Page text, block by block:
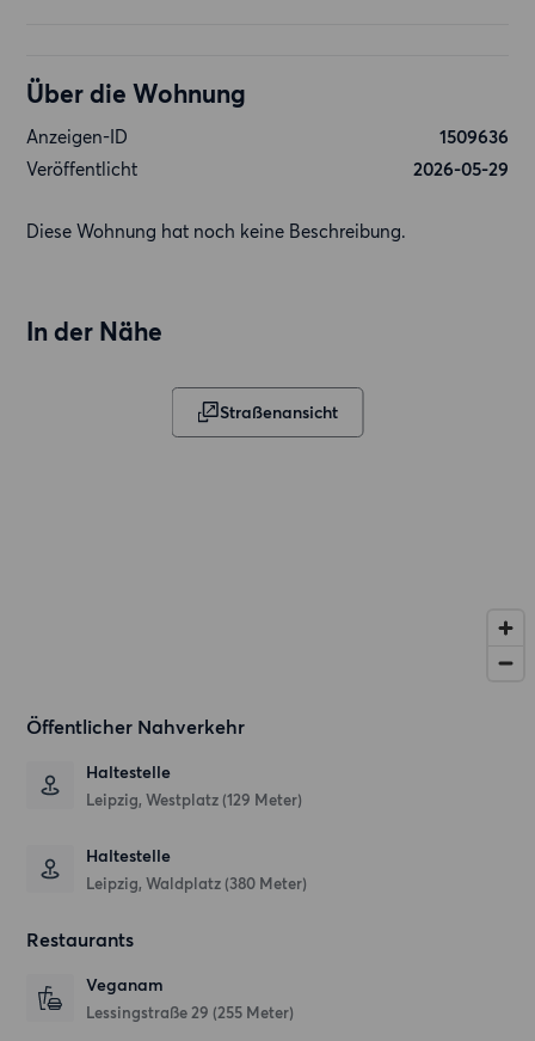
Über die Wohnung
Anzeigen-ID
1509636
Veröffentlicht
2026-05-29
Diese Wohnung hat noch keine Beschreibung.
In der Nähe
Straßenansicht
Öffentlicher Nahverkehr
Haltestelle
Leipzig, Westplatz (129 Meter)
Haltestelle
Leipzig, Waldplatz (380 Meter)
Restaurants
Veganam
Lessingstraße 29 (255 Meter)